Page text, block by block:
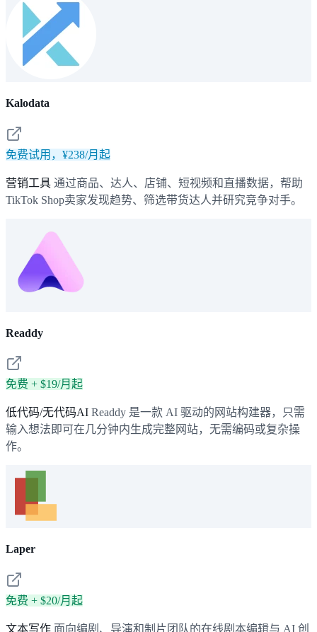
Kalodata
免费试用，¥238/月起
营销工具 通过商品、达人、店铺、短视频和直播数据，帮助
TikTok Shop卖家发现趋势、筛选带货达人并研究竞争对手。
Readdy
免费 + $19/月起
低代码/无代码AI Readdy 是一款 AI 驱动的网站构建器，只需
输入想法即可在几分钟内生成完整网站，无需编码或复杂操
作。
Laper
免费 + $20/月起
文本写作 面向编剧、导演和制片团队的在线剧本编辑与 AI 创